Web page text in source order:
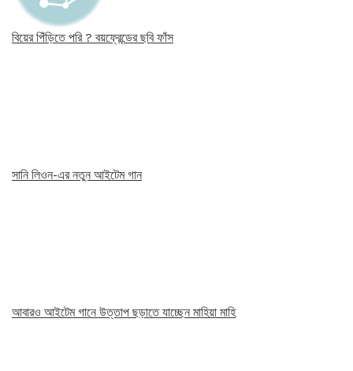
বিয়ের পিঁড়িতে পরি ? বয়ফ্রেন্ডের ছবি ফাঁস
সানি লিওন-এর নতুন আইটেম গান
আবারও আইটেম গানে উত্তাপ ছড়াতে যাচ্ছেন মাহিয়া মাহি